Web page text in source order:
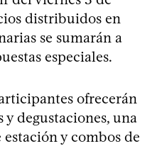
distribuidos en
se sumarán a
especiales.
ofrecerán
degustaciones, una
y combos de